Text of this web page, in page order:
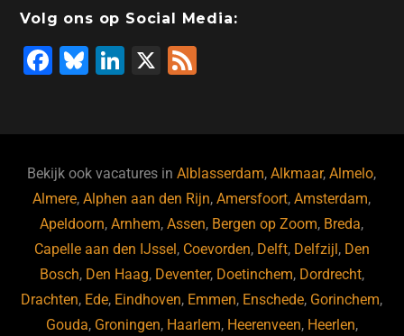
Volg ons op Social Media:
F
b
o
o
k
Bl
ky
Li
dI
n
X
Bekijk ook vacatures inAlblasserdam,Alkmaar,Almelo,
Almere,Alphen aan den Rijn,Amersfoort,Amsterdam,
Apeldoorn,Arnhem,Assen, Bergen op Zoom, Breda,
Capelle aan den IJssel , Coevorden, Delft, Delfzijl , Den
Bosch, Den Haag, Deventer, Doetinchem, Dordrecht,
Drachten, Ede, Eindhoven, Emmen, Enschede, Gorinchem,
Gouda, Groningen, Haarlem, Heerenveen, Heerlen,